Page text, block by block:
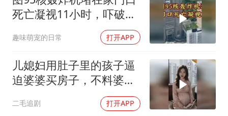
江苏发布台风蓝色预警
向鹏0-3不敌张本智和
今日立秋你咬秋了吗
东方之约 相约未来
死亡凝视11小时，吓破胆
趣味萌宠的日常 打开APP
儿媳妇用肚子里的孩子逼
迫婆婆买房子，不料婆婆
二毛追剧 打开APP